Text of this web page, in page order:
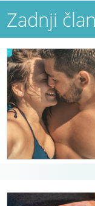
Zadnji